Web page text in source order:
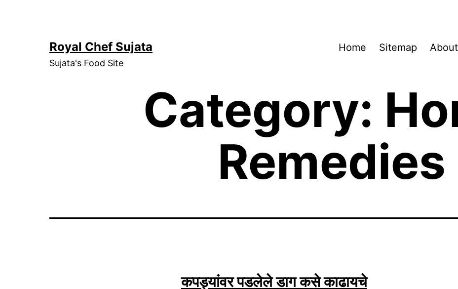
Royal Chef Sujata
Sujata's Food Site
Home Sitemap
Category:
Remedies
कपड्यांवर पडलेले डाग कसे काढायचे